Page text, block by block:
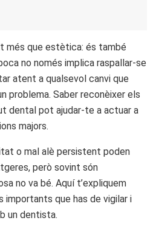
més que estètica: és també
no només implica raspallar-se
atent a qualsevol canvi que
problema. Saber reconèixer els
dental pot ajudar-te a actuar a
majors.
o mal alè persistent poden
però sovint són
no va bé. Aquí t’expliquem
importants que has de vigilar i
un dentista.